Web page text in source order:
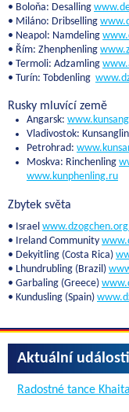
• Boloňa: Desalling
• Miláno: Dribselling
• Neapol: Namdeling
• Řím: Zhenphenling
• Termoli: Adzamling
• Turín: Tobdenling
Rusky mluvící země
Angarsk:
Vladivostok:
Petrohrad:
Moskva: Rinchenling
www.kunphenling.ru
Zbytek světa
• Israel
• Ireland Community
• Dekyitling (Costa Rica)
• Lhundrubling (Brazil)
• Garbaling (Greece)
• Kundusling (Spain)
Aktuální události
Radostné tance